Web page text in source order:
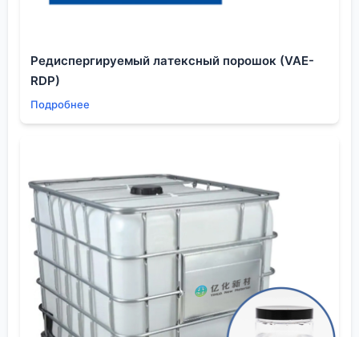
стойкость к электролиту, а для строительной
панели — эластичность при температурных
деформациях. И модифицируют они эти акрилаты
соответственно. Просто так, ?универсальный?
адгезию — это не лабораторные пластинки, а
старый добрый метод ?нагрел-остудил?.
Наносишь состав на реальную деталь, гоняешь её
в термокамере от -40 до +85°C несколько циклов.
Если после этого нет пузырей и отслоений по
краям — можно говорить о приемлемой адгезии.
Всё остальное — предварительные данные.
Вопрос совместимости и ?побочки?
Органические растворители — это не инертная
Редиспергируемый латексный порошок (VAE-
RDP)
Подробнее